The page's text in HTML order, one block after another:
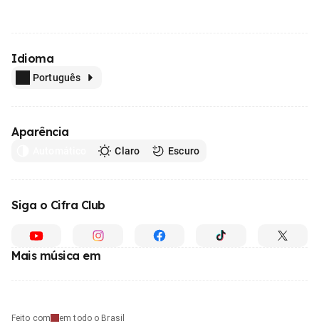
Idioma
Português
Aparência
Claro Escuro
Siga o Cifra Club
Mais música em
Feito com
em todo o Brasil